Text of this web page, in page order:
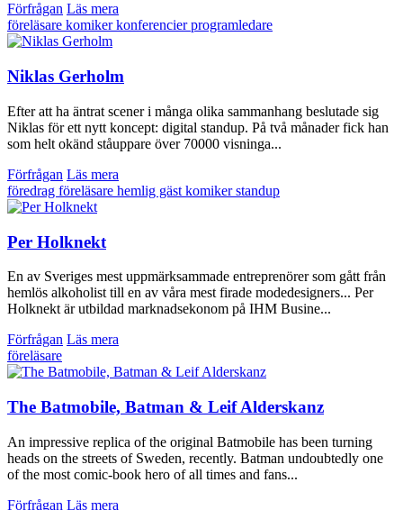
Förfrågan Läs mera
föreläsare komikerkonferencierprogramledare
Niklas Gerholm
Efter att ha äntrat scener i många olika sammanhang beslutade sig
Niklas för ett nytt koncept: digital standup. På två månader fick han
som helt okänd ståuppare över 70000 visninga...
Förfrågan Läs mera
föredrag föreläsare hemlig gäst komikerstandup
Per Holknekt
En av Sveriges mest uppmärksammade entreprenörer som gått från
hemlös alkoholist till en av våra mest firade modedesigners... Per
Holknekt är utbildad marknadsekonom på IHM Busine...
Förfrågan Läs mera
föreläsare
The Batmobile, Batman & Leif Alderskanz
An impressive replica of the original Batmobile has been turning
heads on the streets of Sweden, recently. Batman undoubtedly one
of the most comic-book hero of all times and fans...
Förfrågan Läs mera